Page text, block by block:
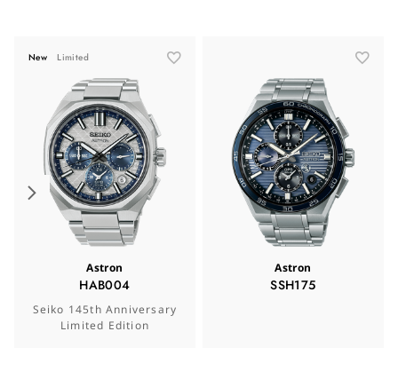
New Limited
Astron
HAB004
Seiko 145th Anniversary
Limited Edition
Astron
SSH175